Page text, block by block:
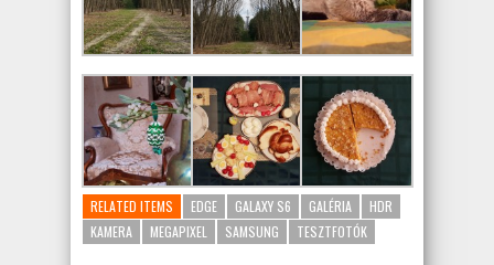
RELATED ITEMS EDGE GALAXY S6 GALÉRIA
HDR
KAMERA
MEGAPIXEL SAMSUNG TESZTFOTÓK